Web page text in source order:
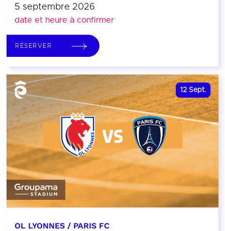
5 septembre 2026
date et heure à confirmer
RÉSERVER
12 Sept.
OL LYONNES / PARIS FC